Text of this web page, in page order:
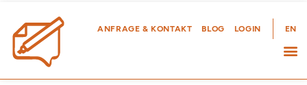
Inhalt
springen
ANFRAGE & KONTAKT BLOG LOGIN EN